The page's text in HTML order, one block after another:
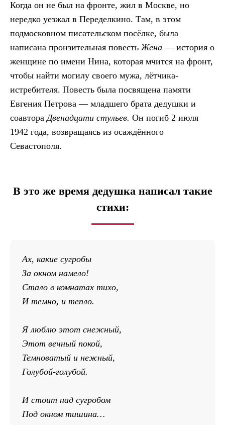
Когда он не был на фронте, жил в Москве, но
нередко уезжал в Переделкино. Там, в этом
подмосковном писательском посёлке, была
написана пронзительная повестьЖена — история о
женщине по имени Нина, которая мчится на фронт,
чтобы найти могилу своего мужа, лётчика-
истребителя. Повесть была посвящена памяти
Евгения Петрова — младшего брата дедушки и
соавтораДвенадцати стульев. Он погиб 2 июля
1942 года, возвращаясь из осаждённого
Севастополя.
В это же время дедушка написал такие
стихи:
Ах, какие сугробы
За окном намело!
Стало в комнатах тихо,
И темно, и тепло.
Я люблю этот снежный,
Этот вечный покой,
Темноватый и нежный,
Голубой-голубой.
И стоит над сугробом
Под окном тишина…